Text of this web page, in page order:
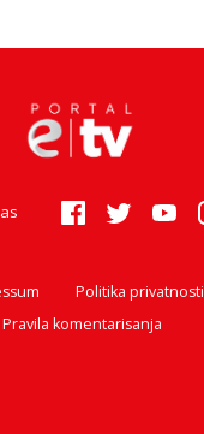
Politika privatnosti
Pravila komentarisanja